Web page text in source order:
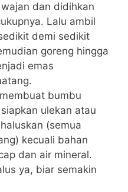
dan didihkan
Lalu ambil
demi sedikit
goreng hingga
emas
bumbu
ulekan atau
(semua
kecuali bahan
dan air mineral.
ya, biar semakin